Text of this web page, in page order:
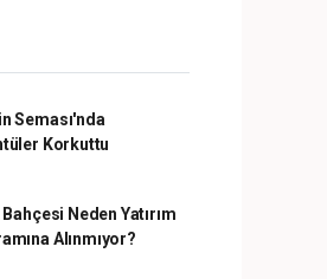
Seması'nda
Korkuttu
Neden Yatırım
Alınmıyor?